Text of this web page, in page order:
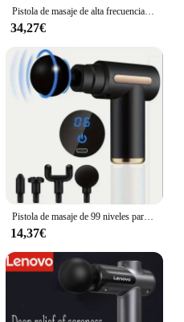
Pistola de masaje de alta frecuencia, masajeador eléctrico de relajación corporal, muscular, con bolsa portátil para fitness
34,27€
Pistola de masaje de 99 niveles para Fascia, equipo de Fitness eléctrico para relajación muscular profunda, cuerpo, cuello, reducción de ruido, hombre y mujer
14,37€